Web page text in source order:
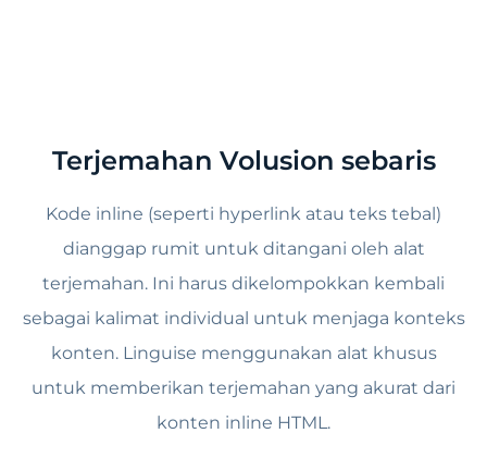
Terjemahan Volusion sebaris
Kode inline (seperti hyperlink atau teks tebal)
dianggap rumit untuk ditangani oleh alat
terjemahan. Ini harus dikelompokkan kembali
sebagai kalimat individual untuk menjaga konteks
konten. Linguise menggunakan alat khusus
untuk memberikan terjemahan yang akurat dari
konten inline HTML.